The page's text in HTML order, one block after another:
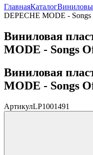
ГлавнаяКаталог
DEPECHE MODE -
Виниловая
MODE - Songs
Виниловая
MODE - Songs
АртикулLP1001491